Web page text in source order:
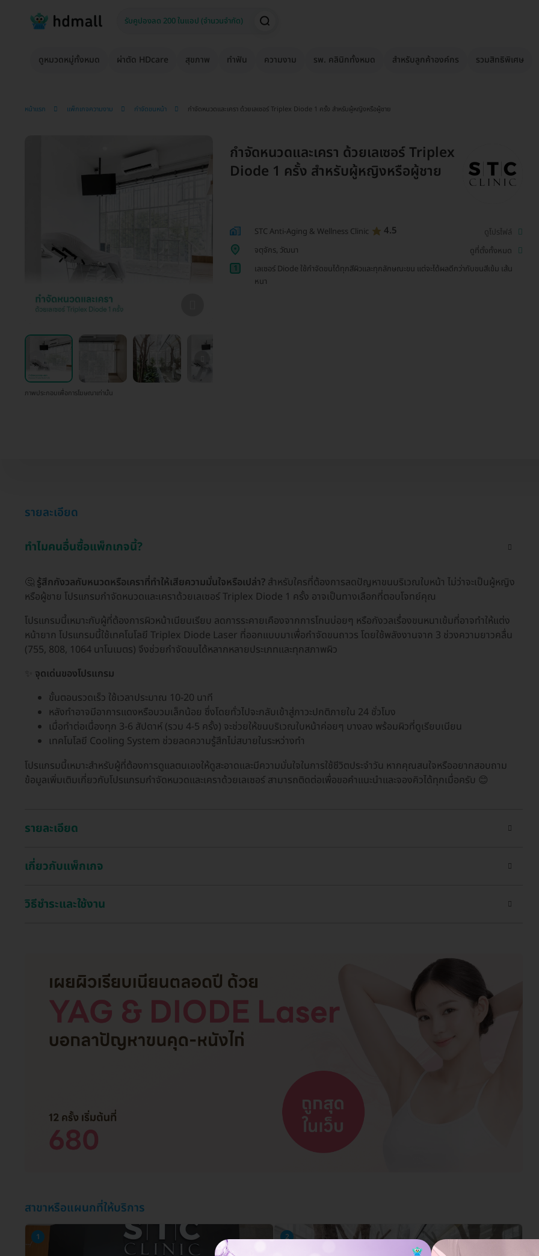
ดูหมวดหมู่ทั้งหมด ผ่าตัด HDcare สุขภาพ ทำฟัน ความงาม รพ. คลินิกทั้งหมด สำหรับลูกค้าองค์กร รวมสิทธิพิเศษ
หน้าแรก แพ็กเกจความงาม กำจัดขนหน้า กำจัดหนวดและเครา ด้วยเลเซอร์ Triplex Diode 1 ครั้ง สำหรับผู้หญิงหรือผู้ชาย
ภาพประกอบเพื่อการโฆษณาเท่านั้น
กำจัดหนวดและเครา ด้วยเลเซอร์ Triplex
Diode 1 ครั้ง สำหรับผู้หญิงหรือผู้ชาย
STC Anti-Aging & Wellness Clinic 4.5
ดูโปรไฟล์
จตุจักร, วัฒนา
ดูที่ตั้งทั้งหมด
1
เลเซอร์ Diode ใช้กำจัดขนได้ทุกสีผิวและทุกลักษณะขน แต่จะได้ผลดีกว่ากับขนสีเข้ม เส้น
หนา
รายละเอียด
ทำไมคนอื่นซื้อแพ็กเกจนี้?
🤔 รู้สึกกังวลกับหนวดหรือเคราที่ทำให้เสียความมั่นใจหรือเปล่า? สำหรับใครที่ต้องการลดปัญหาขนบริเวณใบหน้า ไม่ว่าจะเป็นผู้หญิง
หรือผู้ชาย โปรแกรมกำจัดหนวดและเคราด้วยเลเซอร์ Triplex Diode 1 ครั้ง อาจเป็นทางเลือกที่ตอบโจทย์คุณ
โปรแกรมนี้เหมาะกับผู้ที่ต้องการผิวหน้าเนียนเรียบ ลดการระคายเคืองจากการโกนบ่อยๆ หรือกังวลเรื่องขนหนาเข้มที่อาจทำให้แต่ง
หน้ายาก โปรแกรมนี้ใช้เทคโนโลยี Triplex Diode Laser ที่ออกแบบมาเพื่อกำจัดขนถาวร โดยใช้พลังงานจาก 3 ช่วงความยาวคลื่น
(755, 808, 1064 นาโนเมตร) จึงช่วยกำจัดขนได้หลากหลายประเภทและทุกสภาพผิว
จุดเด่นของโปรแกรม
ขั้นตอนรวดเร็ว ใช้เวลาประมาณ 10-20 นาที
หลังทำอาจมีอาการแดงหรือบวมเล็กน้อย ซึ่งโดยทั่วไปจะกลับเข้าสู่ภาวะปกติภายใน 24 ชั่วโมง
เมื่อทำต่อเนื่องทุก 3-6 สัปดาห์ (รวม 4-5 ครั้ง) จะช่วยให้ขนบริเวณใบหน้าค่อยๆ บางลง พร้อมผิวที่ดูเรียบเนียน
เทคโนโลยี Cooling System ช่วยลดความรู้สึกไม่สบายในระหว่างทำ
โปรแกรมนี้เหมาะสำหรับผู้ที่ต้องการดูแลตนเองให้ดูสะอาดและมีความมั่นใจในการใช้ชีวิตประจำวัน หากคุณสนใจหรืออยากสอบถาม
ข้อมูลเพิ่มเติมเกี่ยวกับโปรแกรมกำจัดหนวดและเคราด้วยเลเซอร์ สามารถติดต่อเพื่อขอคำแนะนำและจองคิวได้ทุกเมื่อครับ 😊
รายละเอียด
เกี่ยวกับแพ็กเกจ
วิธีชำระและใช้งาน
สาขาหรือแผนกที่ให้บริการ
1 2